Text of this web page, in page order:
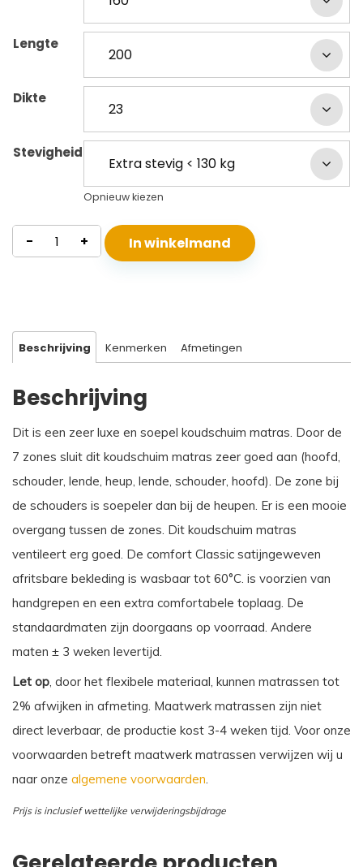
Lengte
Dikte
Stevigheid
Opnieuw kiezen
Koudschuim
Matras
- + In winkelmand
Beschrijving Kenmerken Afmetingen
Beschrijving
Dit is een zeer luxe en soepel koudschuim matras. Door de
7 zones sluit dit koudschuim matras zeer goed aan (hoofd,
schouder, lende, heup, lende, schouder, hoofd). De zone bij
de schouders is soepeler dan bij de heupen. Er is een mooie
overgang tussen de zones. Dit koudschuim matras
ventileert erg goed. De comfort Classic satijngeweven
afritsbare bekleding is wasbaar tot 60°C. is voorzien van
handgrepen en een extra comfortabele toplaag. De
standaardmaten zijn doorgaans op voorraad. Andere
maten ± 3 weken levertijd.
Let op, door het flexibele materiaal, kunnen matrassen tot
2% afwijken in afmeting. Maatwerk matrassen zijn niet
direct leverbaar, de productie kost 3-4 weken tijd. Voor onze
voorwaarden betreft maatwerk matrassen verwijzen wij u
naar onze algemene voorwaarden.
Prijs is inclusief wettelijke verwijderingsbijdrage